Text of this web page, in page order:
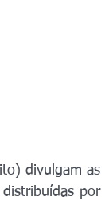
divulgam as
por